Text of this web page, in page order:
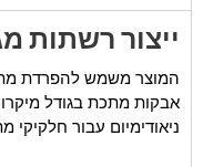
ייצור רשתות
המוצר משמש להפרדת
אבקות מתכת בגודל
ניאודימיום עבור חלקיקי